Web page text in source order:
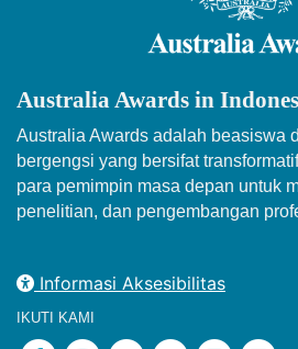
Australia Awards in
Australia Awards adalah beasiswa
bergengsi yang bersifat
para pemimpin masa depan untuk
penelitian, dan pengembangan
Informasi Aksesibilitas
IKUTI KAMI